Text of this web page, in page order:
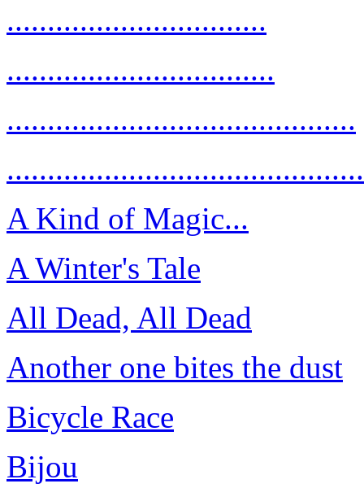
................................
.................................
...........................................
A Kind of Magic...
A Winter's Tale
All Dead, All Dead
Another one bites the dust
Bicycle Race
Bijou